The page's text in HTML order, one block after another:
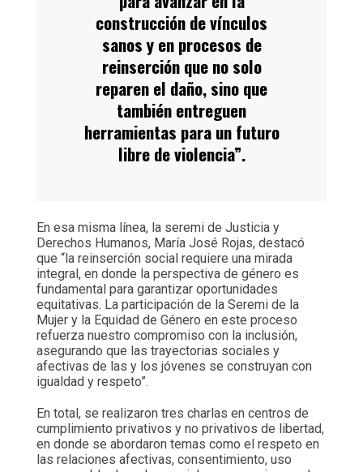
construcción de vínculos
sanos y en procesos de
reinserción que no solo
reparen el daño, sino que
también entreguen
herramientas para un futuro
libre de violencia”.
En esa misma línea, la seremi de Justicia y
Derechos Humanos, María José Rojas, destacó
que “la reinserción social requiere una mirada
integral, en donde la perspectiva de género es
fundamental para garantizar oportunidades
equitativas. La participación de la Seremi de la
Mujer y la Equidad de Género en este proceso
refuerza nuestro compromiso con la inclusión,
asegurando que las trayectorias sociales y
afectivas de las y los jóvenes se construyan con
igualdad y respeto”.
En total, se realizaron tres charlas en centros de
cumplimiento privativos y no privativos de libertad,
en donde se abordaron temas como el respeto en
las relaciones afectivas, consentimiento, uso